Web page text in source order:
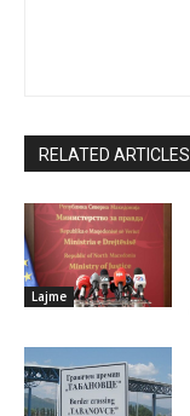
RELATED ARTICLES
Lajme